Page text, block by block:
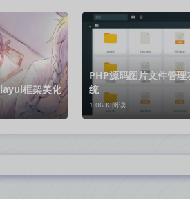
框架美化
PHP源码图片文件管理
统
1.06 K 阅读